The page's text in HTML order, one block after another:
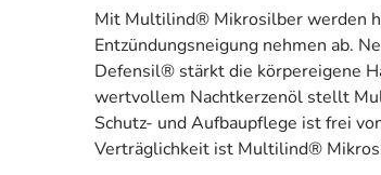
Mit Multilind® Mikrosilber werden
Entzündungsneigung nehmen ab.
Defensil® stärkt die körpereigene
wertvollem Nachtkerzenöl stellt
Schutz- und Aufbaupflege ist frei
Verträglichkeit ist Multilind®